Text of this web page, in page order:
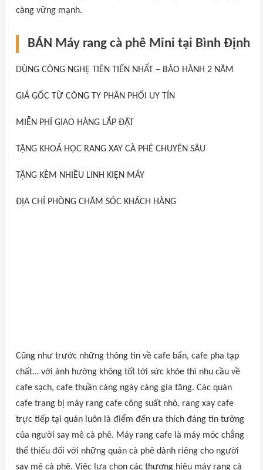
càng vững mạnh.
BÁN Máy rang cà phê Mini tại Bình Định
DÙNG CÔNG NGHỆ TIÊN TIẾN NHẤT – BẢO HÀNH 2 NĂM
GIÁ GỐC TỪ CÔNG TY PHÂN PHỐI UY TÍN
MIỄN PHÍ GIAO HÀNG LẮP ĐẶT
TẶNG KHOÁ HỌC RANG XAY CÀ PHÊ CHUYÊN SÂU
TẶNG KÈM NHIỀU LINH KIỆN MÁY
ĐỊA CHỈ PHÒNG CHĂM SÓC KHÁCH HÀNG
Cũng như trước những thông tin về cafe bẩn, cafe pha tạp
chất… với ảnh hưởng không tốt tới sức khỏe thì nhu cầu về
cafe sạch, cafe thuần càng ngày càng gia tăng. Các quán
cafe trang bị máy rang cafe công suất nhỏ, rang xay cafe
trực tiếp tại quán luôn là điểm đến ưa thích đáng tin tưởng
của người say mê cà phê. Máy rang cafe là máy móc chẳng
thể thiếu đối với những quán cà phê dành riêng cho người
say mê cà phê. Việc lựa chọn các thương hiệu máy rang cà